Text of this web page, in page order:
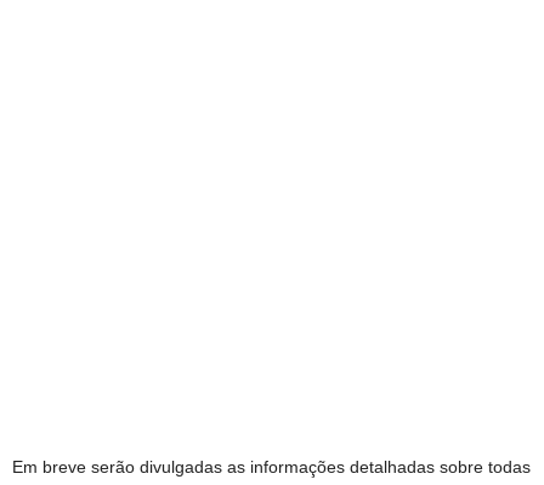
Em breve serão divulgadas as informações detalhadas sobre todas